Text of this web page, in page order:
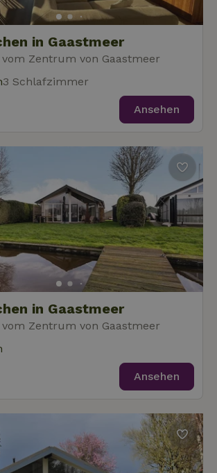
in Gaastmeer
Zentrum von Gaastmeer
3 Schlafzimmer
Ansehen
in Gaastmeer
Zentrum von Gaastmeer
Ansehen